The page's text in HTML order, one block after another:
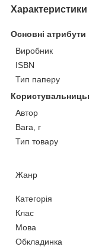
Характеристики
Основні атрибути
Виробник
ISBN
Тип паперу
Автор
Вага, г
Тип товару
Жанр
Категорія
Клас
Мова
Обкладинка